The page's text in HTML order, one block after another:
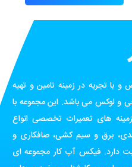
تجربه در زمینه تامین و تهیه
و لوکس می باشد. این مجموعه با
های تعمیرات تخصصی انواع
برق و سیم کشی، صافکاری و
دارد. فیکس آپ کار مجموعه ای